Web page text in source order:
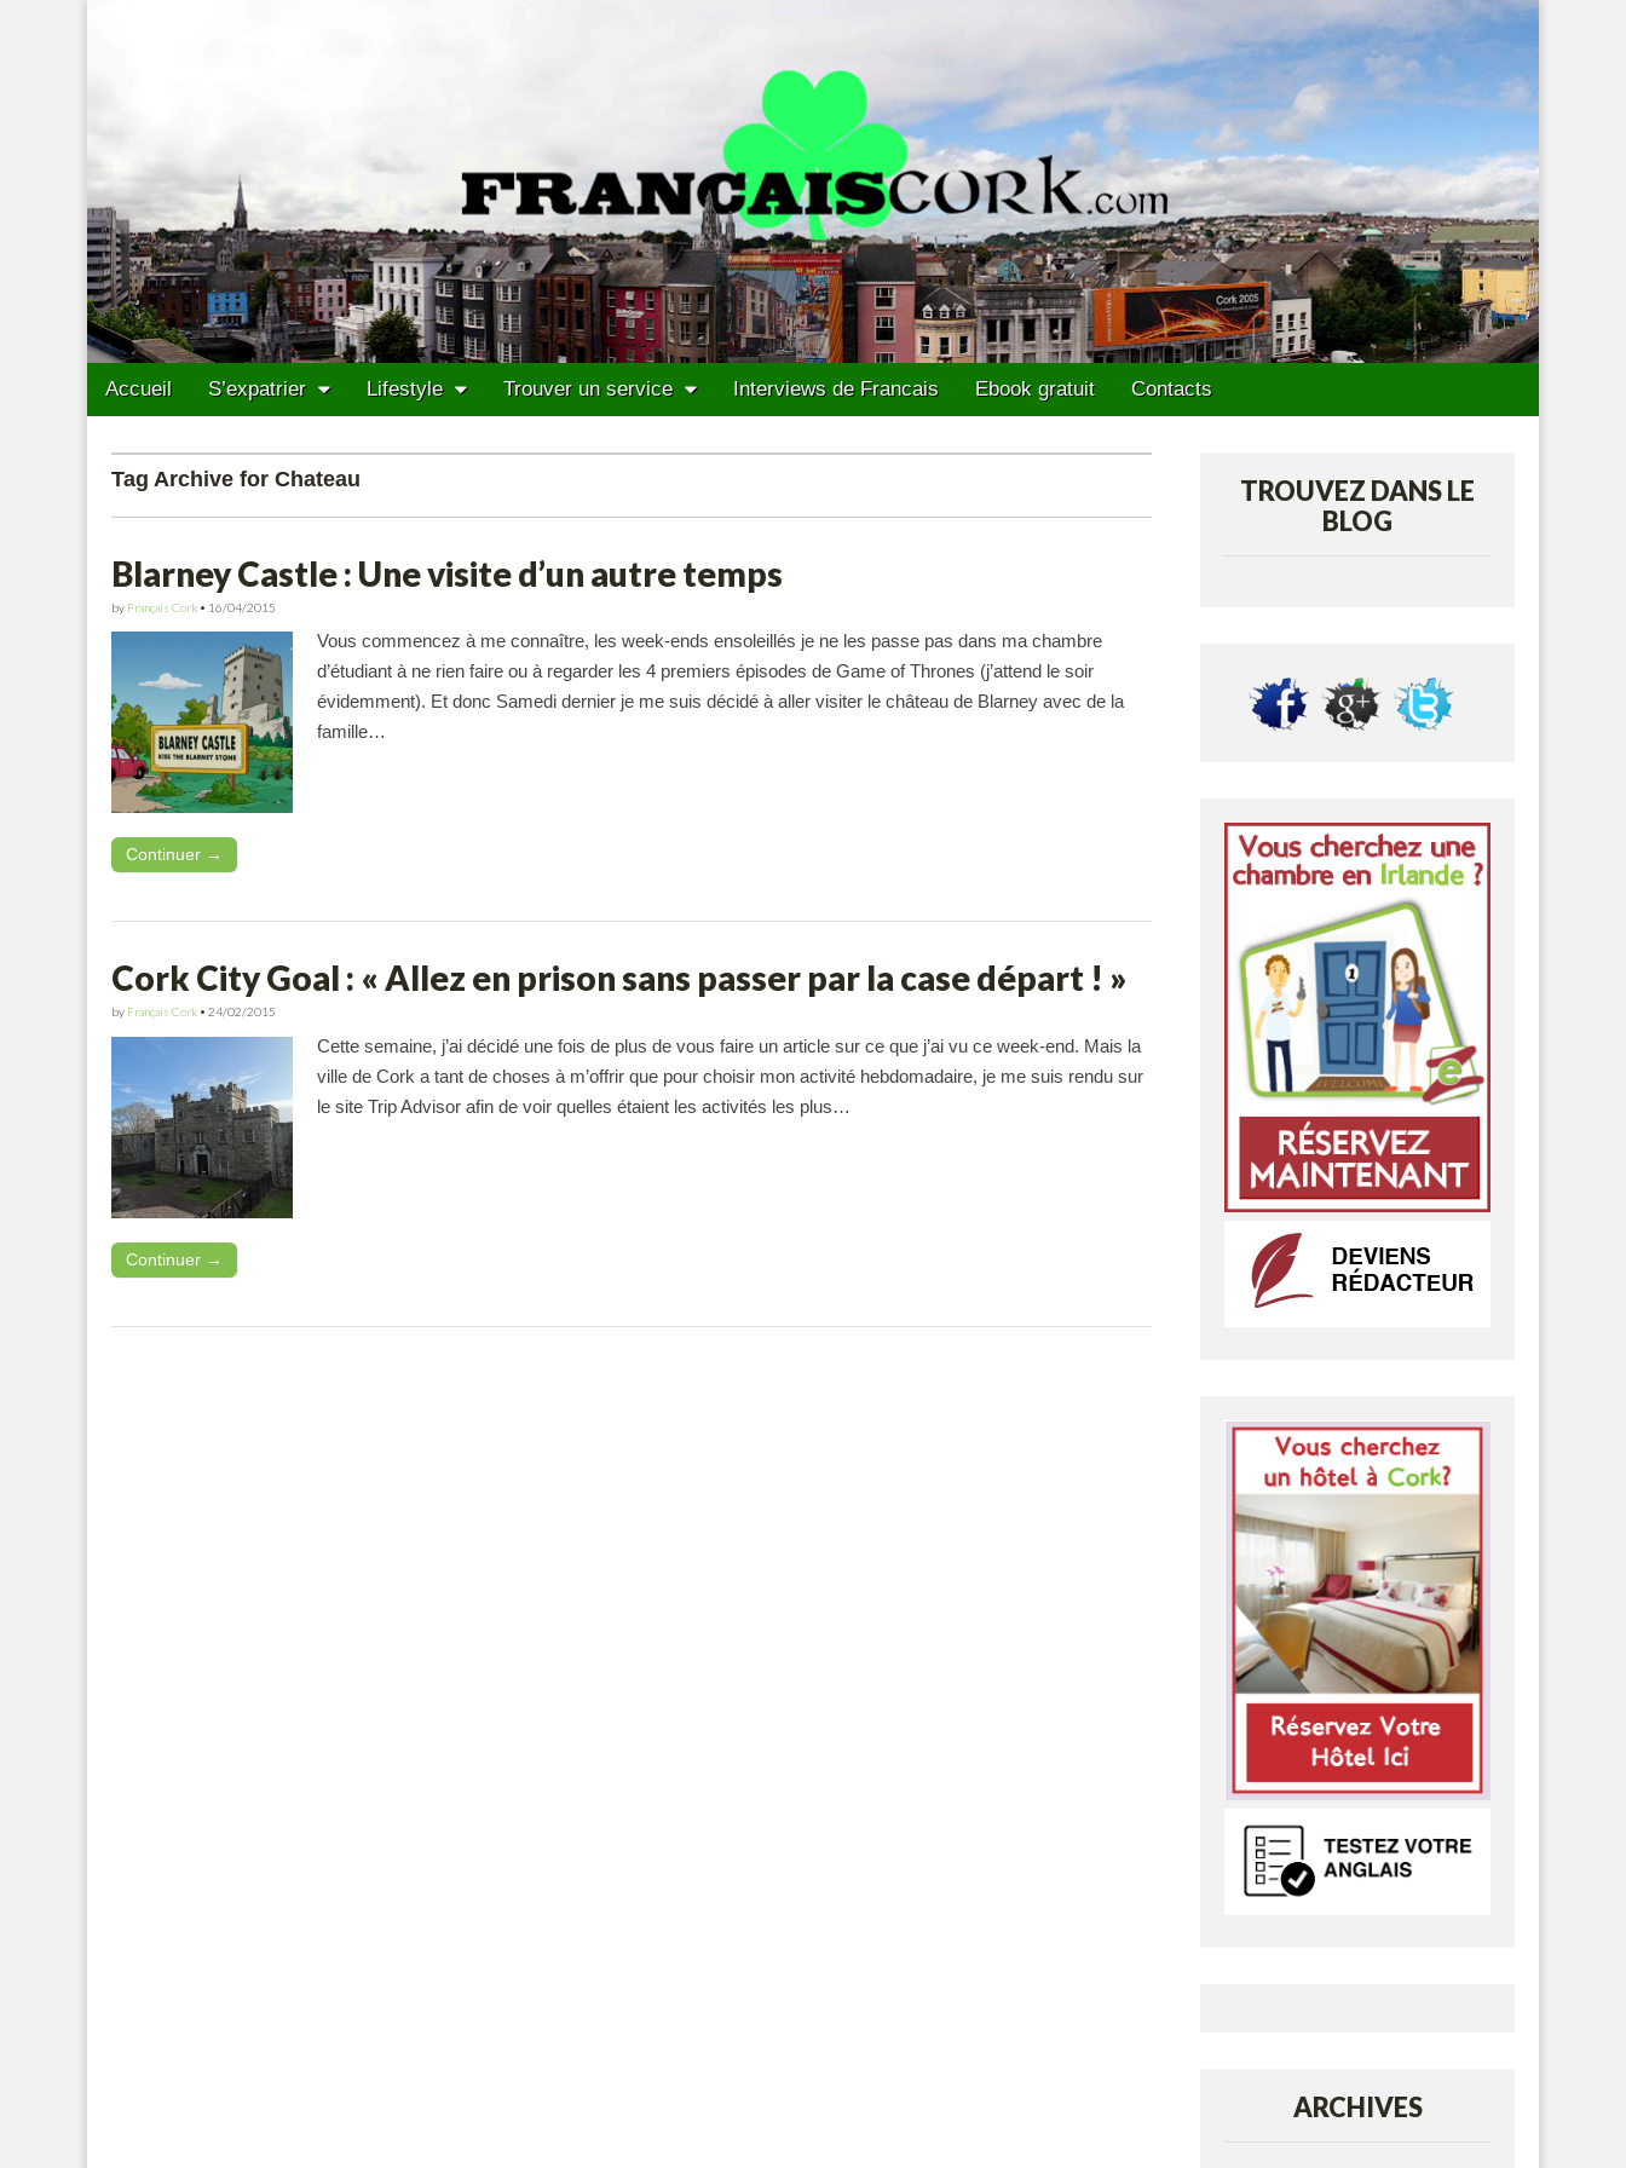
Main menu
Skip to content
Accueil S’expatrier Lifestyle Trouver un service Interviews de Francais Ebook gratuit Contacts
Tag Archive for Chateau
Blarney Castle : Une visite d’un autre temps
by Français Cork • 16/04/2015
Vous commencez à me connaître, les week-ends ensoleillés je ne les passe pas dans ma chambre
d’étudiant à ne rien faire ou à regarder les 4 premiers épisodes de Game of Thrones (j’attend le soir
évidemment). Et donc Samedi dernier je me suis décidé à aller visiter le château de Blarney avec de la
famille…
Continuer →
Cork City Goal : « Allez en prison sans passer par la case départ ! »
by Français Cork • 24/02/2015
Cette semaine, j’ai décidé une fois de plus de vous faire un article sur ce que j’ai vu ce week-end. Mais la
ville de Cork a tant de choses à m’offrir que pour choisir mon activité hebdomadaire, je me suis rendu sur
le site Trip Advisor afin de voir quelles étaient les activités les plus…
Continuer →
TROUVEZ DANS LE
BLOG
ARCHIVES